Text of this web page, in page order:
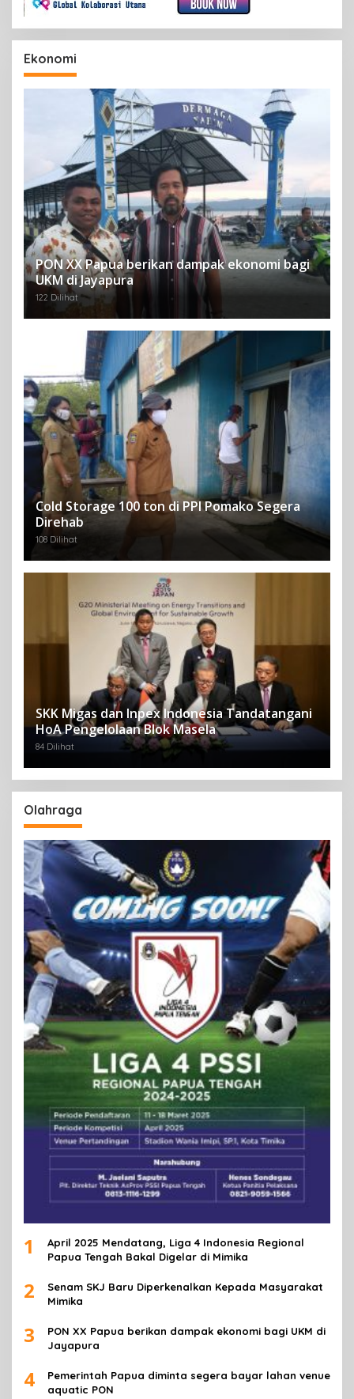
Ekonomi
PON XX Papua berikan dampak ekonomi bagi
UKM di Jayapura
122 Dilihat
Cold Storage 100 ton di PPI Pomako Segera
Direhab
108 Dilihat
SKK Migas dan Inpex Indonesia Tandatangani
HoA Pengelolaan Blok Masela
84 Dilihat
Olahraga
1
April 2025 Mendatang, Liga 4 Indonesia Regional
Papua Tengah Bakal Digelar di Mimika
2
Senam SKJ Baru Diperkenalkan Kepada Masyarakat
Mimika
3
PON XX Papua berikan dampak ekonomi bagi UKM di
Jayapura
4
Pemerintah Papua diminta segera bayar lahan venue
aquatic PON